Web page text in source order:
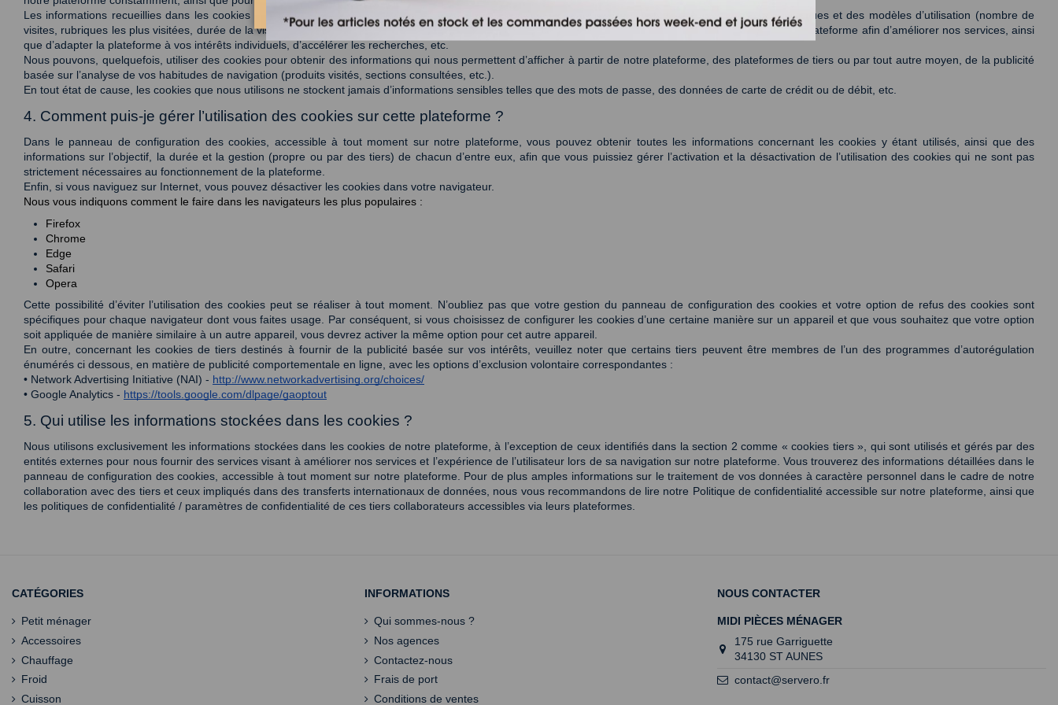
Les informations recueillies dans les cookies nous permettent, par ailleurs, d’améliorer notre plateforme grâce à des estimations sur des données statistiques et des modèles d’utilisation (nombre de
visites, rubriques les plus visitées, durée de la visite, etc.), de connaître par des indicateurs statistiques la manière dont les utilisateurs interagissent avec la plateforme afin d’améliorer nos services, ainsi
que d’adapter la plateforme à vos intérêts individuels, d’accélérer les recherches, etc.
Nous pouvons, quelquefois, utiliser des cookies pour obtenir des informations qui nous permettent d’afficher à partir de notre plateforme, des plateformes de tiers ou par tout autre moyen, de la publicité
basée sur l’analyse de vos habitudes de navigation (produits visités, sections consultées, etc.).
En tout état de cause, les cookies que nous utilisons ne stockent jamais d’informations sensibles telles que des mots de passe, des données de carte de crédit ou de débit, etc.
4. Comment puis-je gérer l’utilisation des cookies sur cette plateforme ?
Dans le panneau de configuration des cookies, accessible à tout moment sur notre plateforme, vous pouvez obtenir toutes les informations concernant les cookies y étant utilisés, ainsi que des
informations sur l’objectif, la durée et la gestion (propre ou par des tiers) de chacun d’entre eux, afin que vous puissiez gérer l’activation et la désactivation de l’utilisation des cookies qui ne sont pas
strictement nécessaires au fonctionnement de la plateforme.
Enfin, si vous naviguez sur Internet, vous pouvez désactiver les cookies dans votre navigateur.
Nous vous indiquons comment le faire dans les navigateurs les plus populaires :
Firefox
Chrome
Edge
Safari
Opera
Cette possibilité d’éviter l’utilisation des cookies peut se réaliser à tout moment. N’oubliez pas que votre gestion du panneau de configuration des cookies et votre option de refus des cookies sont
spécifiques pour chaque navigateur dont vous faites usage. Par conséquent, si vous choisissez de configurer les cookies d’une certaine manière sur un appareil et que vous souhaitez que votre option
soit appliquée de manière similaire à un autre appareil, vous devrez activer la même option pour cet autre appareil.
En outre, concernant les cookies de tiers destinés à fournir de la publicité basée sur vos intérêts, veuillez noter que certains tiers peuvent être membres de l’un des programmes d’autorégulation
énumérés ci dessous, en matière de publicité comportementale en ligne, avec les options d’exclusion volontaire correspondantes :
• Network Advertising Initiative (NAI) - http://www.networkadvertising.org/choices/
• Google Analytics - https://tools.google.com/dlpage/gaoptout
5. Qui utilise les informations stockées dans les cookies ?
Nous utilisons exclusivement les informations stockées dans les cookies de notre plateforme, à l’exception de ceux identifiés dans la section 2 comme « cookies tiers », qui sont utilisés et gérés par des
entités externes pour nous fournir des services visant à améliorer nos services et l’expérience de l’utilisateur lors de sa navigation sur notre plateforme. Vous trouverez des informations détaillées dans le
panneau de configuration des cookies, accessible à tout moment sur notre plateforme. Pour de plus amples informations sur le traitement de vos données à caractère personnel dans le cadre de notre
collaboration avec des tiers et ceux impliqués dans des transferts internationaux de données, nous vous recommandons de lire notre Politique de confidentialité accessible sur notre plateforme, ainsi que
les politiques de confidentialité / paramètres de confidentialité de ces tiers collaborateurs accessibles via leurs plateformes.
CATÉGORIES
Petit ménager
Accessoires
Chauffage
Froid
Cuisson
INFORMATIONS
Qui sommes-nous ?
Nos agences
Contactez-nous
Frais de port
Conditions de ventes
NOUS CONTACTER
MIDI PIÈCES MÉNAGER
175 rue Garriguette
34130 ST AUNES
contact@servero.fr